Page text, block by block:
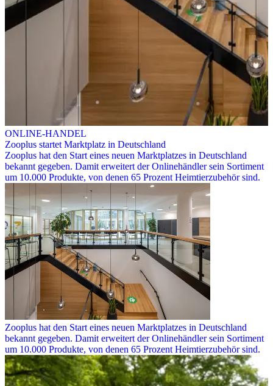
ONLINE-HANDEL
Zooplus startet Marktplatz in Deutschland
Zooplus hat den Start eines neuen Marktplatzes in Deutschland
bekannt gegeben. Damit erweitert der Onlinehändler sein Sortiment
um 10.000 Produkte, von denen 65 Prozent Heimtierzubehör sind.
Zooplus hat den Start eines neuen Marktplatzes in Deutschland
bekannt gegeben. Damit erweitert der Onlinehändler sein Sortiment
um 10.000 Produkte, von denen 65 Prozent Heimtierzubehör sind.